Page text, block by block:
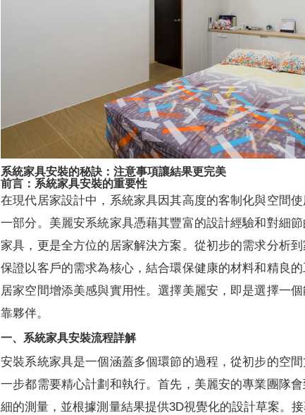
系統家具安裝的秘訣：注意事項讓結果更完美
前言：系統家具安裝的重要性
在現代居家設計中，系統家具因其高度的客制化與空間
一部分。美麗安系統家具憑藉其豐富的設計經驗和對細
家具，更是全方位的居家解決方案。從初步的需求分析
保證以客戶的需求為核心，結合環保健康的材料和精良
居家空間增添美感與實用性。選擇美麗安，即是選擇一
靠夥伴。
一、系統家具安裝流程詳解
安裝系統家具是一個涵蓋多個環節的過程，從初步的空
一步都需要精心計劃和執行。首先，美麗安的專業團隊
細的測量，並根據測量結果提供3D視覺化的設計草案。